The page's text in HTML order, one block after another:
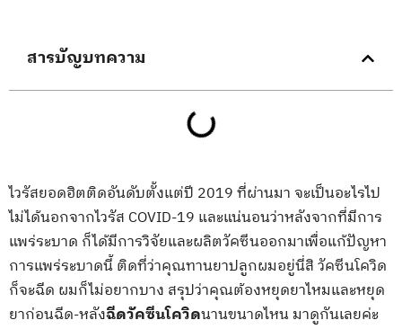
สารบัญบทความ
ไวรัสยอดฮิตติดอันดับตั้งแต่ปี 2019 ที่ผ่านมา จะเป็นอะไรไป
ไม่ได้นอกจากไวรัส COVID-19 และแน่นอนว่าหลังจากที่มีการ
แพร่ระบาด ก็ได้มีการวิจัยและผลิตวัคซีนออกมาเพื่อแก้ปัญหา
การแพร่ระบาดนี้ ติดที่ว่าคุณทานยาปลูกผมอยู่นี่สิ วัคซีนโควิด
ก็จะฉีด ผมก็ไม่อยากบาง สรุปว่าคุณต้องหยุดยาไหมและหยุด
ยาก่อนฉีด-หลังฉีดวัคซีนโควิดนานขนาดไหน มาดูกันเลยค่ะ